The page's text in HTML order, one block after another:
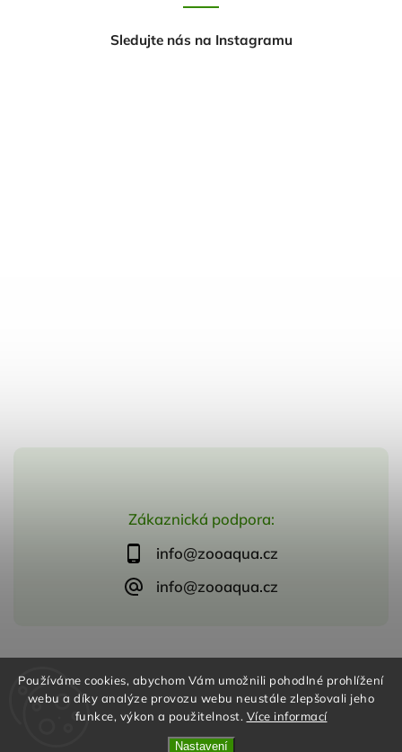
Používáme cookies, abychom Vám umožnili pohodlné prohlížení
webu a díky analýze provozu webu neustále zlepšovali jeho
funkce, výkon a použitelnost. Více informací
Nastavení
Zákaznická podpora:
info@zooaqua.cz
info@zooaqua.cz
Sledujte nás na Instagramu
VytvořilShoptet | DesignShoptak.cz